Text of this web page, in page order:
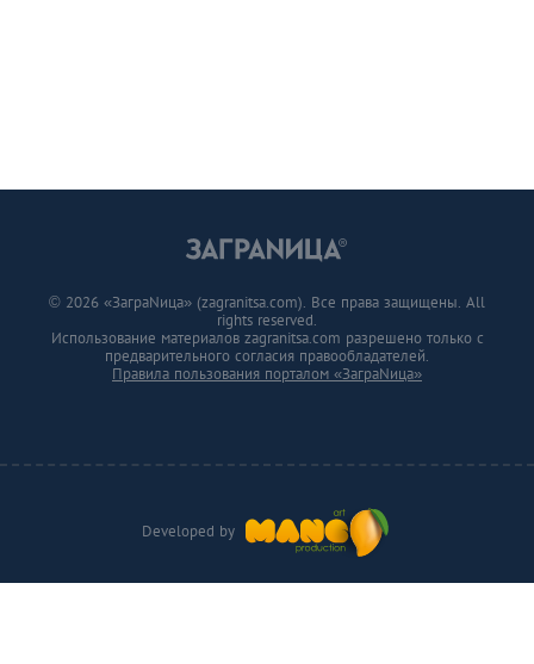
Developed by
© 2026 «ЗаграNица» (zagranitsa.com). Все права защищены. All
rights reserved.
Использование материалов zagranitsa.com разрешено только с
предварительного согласия правообладателей.
Правила пользования порталом «ЗаграNица»